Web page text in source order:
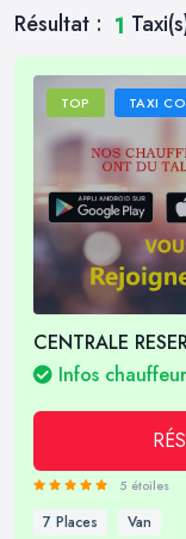
Résultat : 1
TOP TAXI
CENTRALE
Infos chauffeur
5 étoiles
7 Places Van